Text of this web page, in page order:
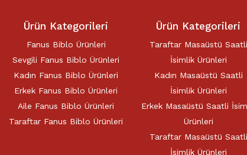
Ürün Kategorileri
Fanus Biblo Ürünleri
Sevgili Fanus Biblo Ürünleri
Kadın Fanus Biblo Ürünleri
Erkek Fanus Biblo Ürünleri
Aile Fanus Biblo Ürünleri
Taraftar Fanus Biblo Ürünleri
Ürün Kategorileri
Taraftar Masaüstü Saatli
İsimlik Ürünleri
Kadın Masaüstü Saatli
İsimlik Ürünleri
Erkek Masaüstü Saatli
Ürünleri
Taraftar Masaüstü Saatli
İsimlik Ürünleri